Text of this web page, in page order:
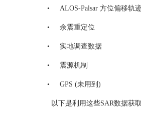
• ALOS-Palsar 方位偏移轨
• 余震重定位
• 实地调查数据
• 震源机制
• GPS (未用到)
以下是利用这些SAR数据获